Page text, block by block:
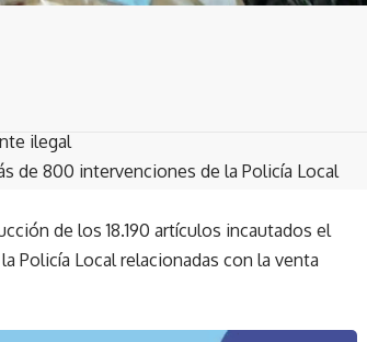
ilegal
de 800 intervenciones de la Policía Local
de los 18.190 artículos incautados el
Policía Local relacionadas con la venta